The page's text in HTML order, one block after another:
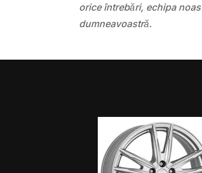
orice întrebări, echipa
dumneavoastră.